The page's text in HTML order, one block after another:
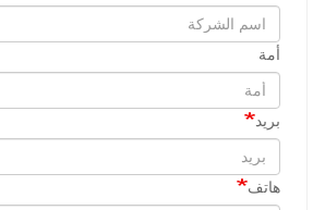
أمة
بريد
هاتف